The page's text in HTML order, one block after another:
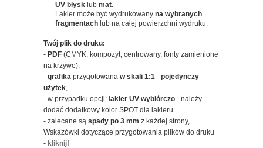
UV błysk lub mat.
Lakier może być wydrukowany na wybranych
fragmentach lub na całej powierzchni wydruku.
Twój plik do druku:
- PDF (CMYK, kompozyt, centrowany, fonty zamienione
na krzywe),
- grafika przygotowana w skali 1:1 - pojedynczy
użytek,
- w przypadku opcji: l akier UV wybiórczo - należy
dodać dodatkowy kolor SPOT dla lakieru.
- zalecane są spady po 3 mm z każdej strony,
Wskazówki dotyczące przygotowania plików do druku
- kliknij!